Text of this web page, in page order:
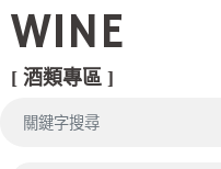
WINE
[ 酒類專區 ]